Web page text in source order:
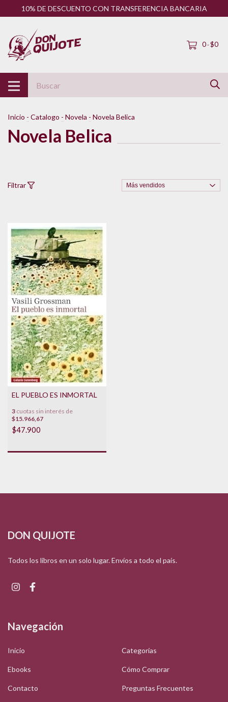
10% DE DESCUENTO CON TRANSFERENCIA BANCARIA
0-$0
Inicio - Catalogo - Novela - Novela Belica
Novela Belica
Filtrar
EL PUEBLO ES INMORTAL
3 cuotas sin interés de
$15.966,67
$47.900
DON QUIJOTE
Todos los libros en un solo lugar. Envíos a todo el país.
Navegación
Inicio Categorías
Ebooks Cómo Comprar
Contacto Preguntas Frecuentes